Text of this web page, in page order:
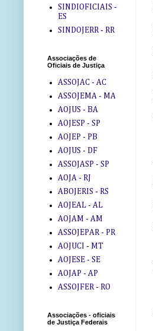
SINDIOFICIAIS -
ES
SINDOJERR - RR
Associações de
Oficiais de Justiça
ASSOJAC - AC
ASSOJEMA - MA
AOJUS - BA
AOJESP - SP
AOJEP - PB
AOJUS - DF
ASSOJASP - SP
AOJA - RJ
ABOJERIS - RS
AOJEAL - AL
AOJAM - AM
ASSOJEPAR - PR
AOJUCI - MT
AOJESE - SE
AOJAP - AP
ASSOJFER - RO
Associações - oficiais
de Justiça Federais